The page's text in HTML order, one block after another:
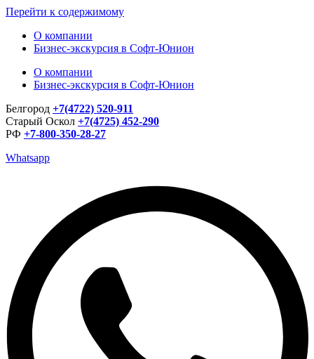
Перейти к содержимому
О компании
Бизнес-экскурсия в Софт-Юнион
О компании
Бизнес-экскурсия в Софт-Юнион
Белгород +7(4722) 520-911
Старый Оскол +7(4725) 452-290
РФ +7-800-350-28-27
Whatsapp